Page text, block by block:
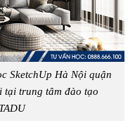
SketchUp Hà Nội quận
tại trung tâm đào tạo